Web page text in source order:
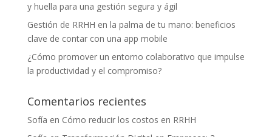
y huella para una gestión segura y ágil
Gestión de RRHH en la palma de tu mano: beneficios
clave de contar con una app mobile
¿Cómo promover un entorno colaborativo que impulse
la productividad y el compromiso?
Comentarios recientes
Sofía en Cómo reducir los costos en RRHH